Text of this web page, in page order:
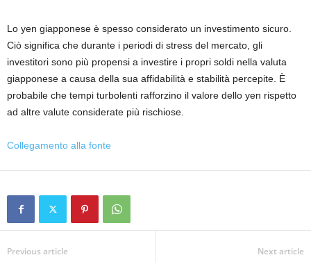
Lo yen giapponese è spesso considerato un investimento sicuro.
Ciò significa che durante i periodi di stress del mercato, gli
investitori sono più propensi a investire i propri soldi nella valuta
giapponese a causa della sua affidabilità e stabilità percepite. È
probabile che tempi turbolenti rafforzino il valore dello yen rispetto
ad altre valute considerate più rischiose.
Collegamento alla fonte
Previous article Next article